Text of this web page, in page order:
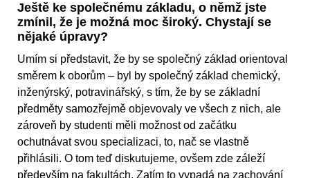
Ještě ke společnému základu, o němž jste
zmínil, že je možná moc široký. Chystají se
nějaké úpravy?
Umím si představit, že by se společný základ orientoval
směrem k oborům – byl by společný základ chemický,
inženýrský, potravinářský, s tím, že by se základní
předměty samozřejmě objevovaly ve všech z nich, ale
zároveň by studenti měli možnost od začátku
ochutnávat svou specializaci, to, nač se vlastně
přihlásili. O tom teď diskutujeme, ovšem zde záleží
především na fakultách. Zatím to vypadá na zachování